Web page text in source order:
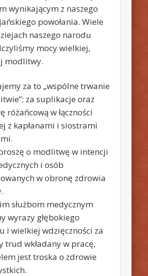
wynikającym z naszego
powołania. Wiele
naszego narodu
mocy wielkiej,
modlitwy.
za to „wspólne trwanie
za suplikacje oraz
różańcową w łączności
z kapłanami i siostrami
o modlitwę w intencji
i osób
w obronę zdrowia
służbom medycznym
wyrazy głębokiego
i wielkiej wdzięczności za
trud wkładany w pracę,
jest troska o zdrowie